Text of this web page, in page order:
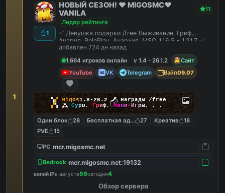
1
1
НОВЫЙ СЕЗОН! ❤️ MIGOSMC❤️
VANILA
11
Лидер рейтинга
✅ Девушка подарки /free Выживание, Гриф,
Анария, RolePlay, Анархия, MSO 1.16.5 - 1.21.7 ✅
добавлен 724 дн назад
1,664 игроков онлайн
v 1.4 - 26.1.2
Сайт
YouTube
VK Telegram Вайп09.07
▚▞ Migos1.8-26.2🗡 Награды /free
▞▚ ⁂ Сурв, Гриф,Мини-Игры, , ,
Один блок 28 Бесплатная админка
27 Креатив
18
PVE
15
PC mcr.migosmc.net
Bedrock mcr.migosmc.net:19132
копий IPв августе59сегодня4
Обзор сервера